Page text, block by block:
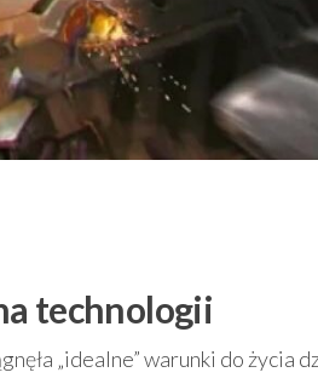
technologii
„idealne” warunki do życia